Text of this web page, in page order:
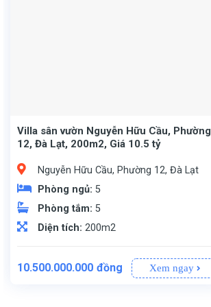
Villa sân vườn Nguyễn Hữu Cầu, Phường
12, Đà Lạt, 200m2, Giá 10.5 tỷ
Nguyễn Hữu Cầu, Phường 12, Đà Lạt
Phòng ngủ: 5
Phòng tắm: 5
Diện tích: 200m2
10.500.000.000 đồng Xem ngay